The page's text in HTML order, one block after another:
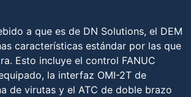
a que es de DN Solutions, el DEM
características estándar por las que
Esto incluye el control FANUC
la interfaz OMI-2T de
de virutas y el ATC de doble brazo